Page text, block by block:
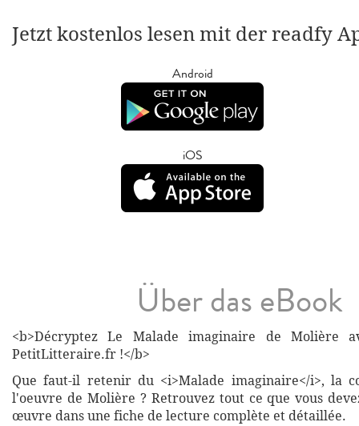
Jetzt kostenlos lesen mit der readfy
Android
iOS
Über das eBook
<b>Décryptez Le Malade imaginaire de Molière
PetitLitteraire.fr !</b>
Que faut-il retenir du <i>Malade imaginaire</i>, la
l'oeuvre de Molière ? Retrouvez tout ce que vous
œuvre dans une fiche de lecture complète et détaillée.